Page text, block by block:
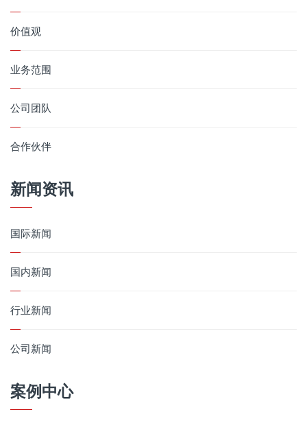
价值观
业务范围
公司团队
合作伙伴
新闻资讯
国际新闻
国内新闻
行业新闻
公司新闻
案例中心